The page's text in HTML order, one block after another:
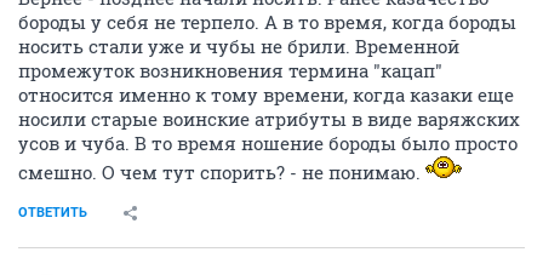
бороды у себя не терпело. А в то время, когда бороды
носить стали уже и чубы не брили. Временной
промежуток возникновения термина "кацап"
относится именно к тому времени, когда казаки еще
носили старые воинские атрибуты в виде варяжских
усов и чуба. В то время ношение бороды было просто
смешно. О чем тут спорить? - не понимаю.
ОТВЕТИТЬ